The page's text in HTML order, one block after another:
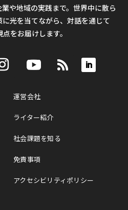
や地域の実践まで。世界中に散ら
光を当てながら、対話を通じて
をお届けします。
運営会社
ライター紹介
社会課題を知る
免責事項
アクセシビリティポリシー